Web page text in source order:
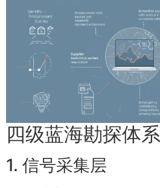
四级蓝海勘探体系
1. 信号采集层